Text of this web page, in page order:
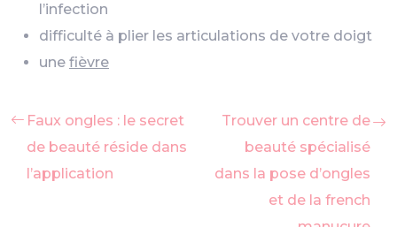
l’infection
difficulté à plier les articulations de votre doigt
une fièvre
Faux ongles : le secret
de beauté réside dans
l’application
Trouver un centre de
beauté spécialisé
dans la pose d’ongles
et de la french